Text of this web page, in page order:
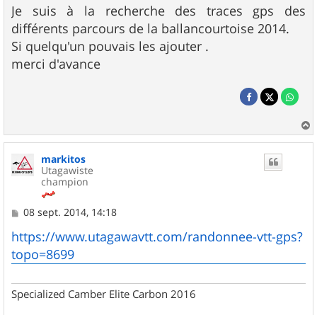
g
e
Je suis à la recherche des traces gps des
différents parcours de la ballancourtoise 2014.
Si quelqu'un pouvais les ajouter .
merci d'avance
a
markitos
Utagawiste
champion
M
s
s
a
g
08 sept. 2014, 14:18
https://www.utagawavtt.com/randonnee-vtt-gps?
topo=8699
Specialized Camber Elite Carbon 2016